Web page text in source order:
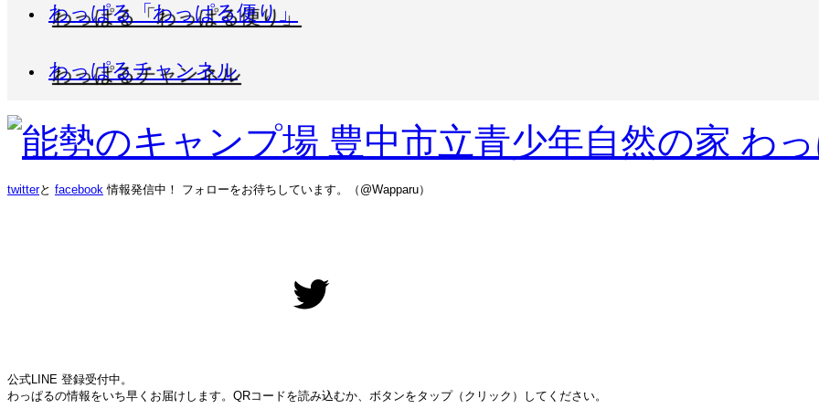
わっぱる「わっぱる便り」
わっぱるチャンネル
twitterと facebook 情報発信中！ フォローをお待ちしています。（@Wapparu）
Twitter
公式LINE 登録受付中。
わっぱるの情報をいち早くお届けします。QRコードを読み込むか、ボタンをタップ（クリック）してください。